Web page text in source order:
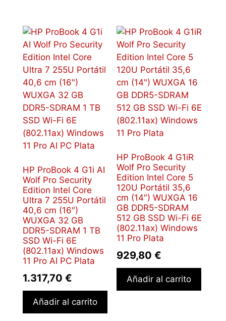
HP ProBook 4 G1i AI
Wolf Pro Security
Edition Intel Core
Ultra 7 255U Portátil
40,6 cm (16″)
WUXGA 32 GB
DDR5-SDRAM 1 TB
SSD Wi-Fi 6E
(802.11ax) Windows
11 Pro AI PC Plata
1.317,70 €
Añadir al carrito
HP ProBook 4 G1iR
Wolf Pro Security
Edition Intel Core 5
120U Portátil 35,6
cm (14″) WUXGA 16
GB DDR5-SDRAM
512 GB SSD Wi-Fi 6E
(802.11ax) Windows
11 Pro Plata
929,80€
Añadir al carrito